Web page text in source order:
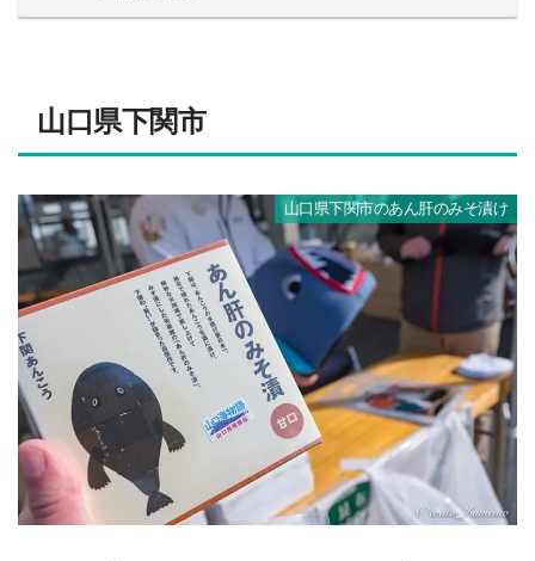
山口県下関市
山口県下関市のあん肝のみそ漬け